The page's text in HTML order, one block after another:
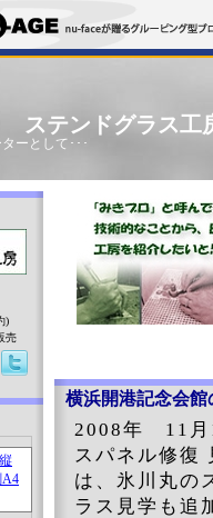
ステンドグラス工
ーとして･･･
横浜開港記念会
2008年 11月
スパネル修復
は、氷川丸の
ラス見学も追
)
売